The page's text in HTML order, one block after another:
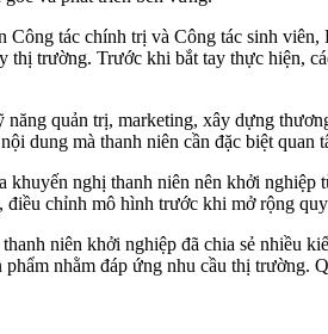
tác chính trị và Công tác sinh
thị trường. Trước khi bắt tay thực hiện,
quản trị, marketing, xây dựng
dung mà thanh niên cần đặc biệt quan
nghị thanh niên nên khởi
chỉnh mô hình trước khi mở rộng
niên khởi nghiệp đã chia sẻ nhiều
phẩm nhằm đáp ứng nhu cầu thị